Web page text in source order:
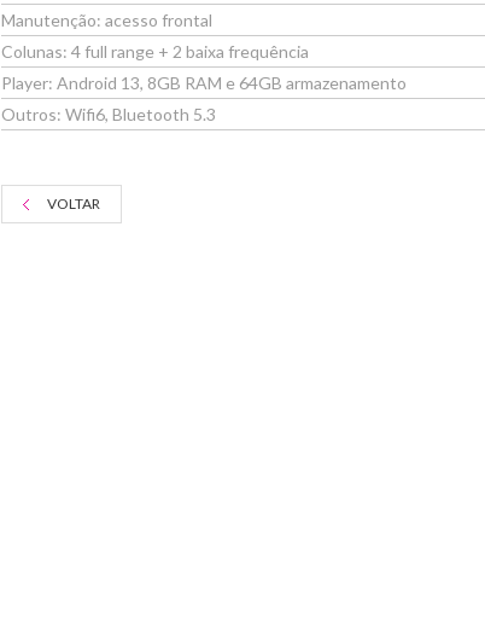
Manutenção: acesso frontal
Colunas: 4 full range + 2 baixa frequência
Player: Android 13, 8GB RAM e 64GB armazenamento
Outros: Wifi6, Bluetooth 5.3
VOLTAR